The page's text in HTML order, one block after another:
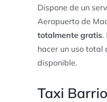
Dispone de un
Aeropuerto de
totalmente gratis.
hacer un uso
disponible.
Taxi